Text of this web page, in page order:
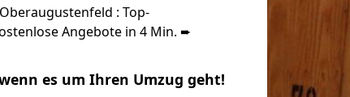
: Top-
Angebote in 4 Min. ➨
es um Ihren Umzug geht!